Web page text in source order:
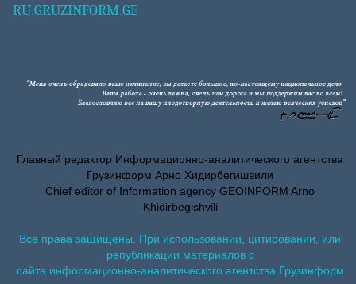
RU.GRUZINFORM.GE
Главный редактор Информационно-аналитического агентства
Грузинформ Арно Хидирбегишвили
Chief editor of Information agency GEOINFORM Arno
Khidirbegishvili
Все права защищены. При использовании, цитировании, или
републикации материалов с
сайта информационно-аналитического агентства Грузинформ